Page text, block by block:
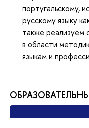
португальскому,
русскому языку
также
в области
языкам и